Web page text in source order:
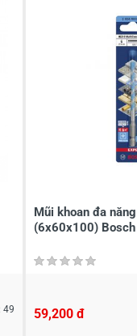
49
Mũi khoan đa
(6x60x100)
59,200 đ